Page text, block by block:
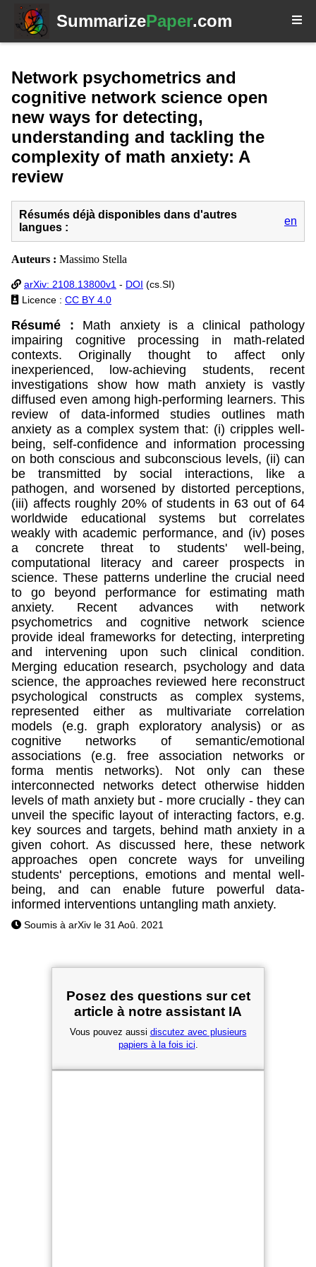
SummarizePaper.com
Network psychometrics and
cognitive network science open
new ways for detecting,
understanding and tackling the
complexity of math anxiety: A
review
Résumés déjà disponibles dans d'autres
langues :
en
Auteurs : Massimo Stella
arXiv: 2108.13800v1 - DOI (cs.SI)
Licence : CC BY 4.0
Résumé :
Math anxiety is a clinical pathology
impairing cognitive processing in math-related
contexts. Originally thought to affect only
inexperienced, low-achieving students, recent
investigations show how math anxiety is vastly
diffused even among high-performing learners. This
review of data-informed studies outlines math
anxiety as a complex system that: (i) cripples well-
being, self-confidence and information processing
on both conscious and subconscious levels, (ii) can
be transmitted by social interactions, like a
pathogen, and worsened by distorted perceptions,
(iii) affects roughly 20% of students in 63 out of 64
worldwide educational systems but correlates
weakly with academic performance, and (iv) poses
a concrete threat to students' well-being,
computational literacy and career prospects in
science. These patterns underline the crucial need
to go beyond performance for estimating math
anxiety. Recent advances with network
psychometrics and cognitive network science
provide ideal frameworks for detecting, interpreting
and intervening upon such clinical condition.
Merging education research, psychology and data
science, the approaches reviewed here reconstruct
psychological constructs as complex systems,
represented either as multivariate correlation
models (e.g. graph exploratory analysis) or as
cognitive networks of semantic/emotional
associations (e.g. free association networks or
forma mentis networks). Not only can these
interconnected networks detect otherwise hidden
levels of math anxiety but - more crucially - they can
unveil the specific layout of interacting factors, e.g.
key sources and targets, behind math anxiety in a
given cohort. As discussed here, these network
approaches open concrete ways for unveiling
students' perceptions, emotions and mental well-
being, and can enable future powerful data-
informed interventions untangling math anxiety.
Soumis à arXiv le 31 Aoû. 2021
Posez des questions sur cet
article à notre assistant IA
Vous pouvez aussi discutez avec plusieurs
papiers à la fois ici.